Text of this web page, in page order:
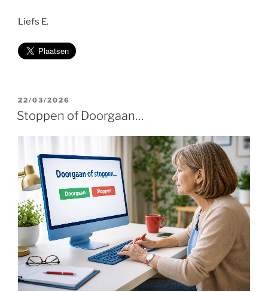
Liefs E.
GEPLAATST
OP
22/03/2026
Stoppen of Doorgaan…